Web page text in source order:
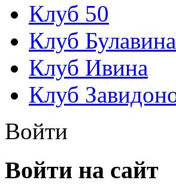
Клуб 50
Клуб Булавина
Клуб Ивина
Клуб
Войти
Войти на сайт